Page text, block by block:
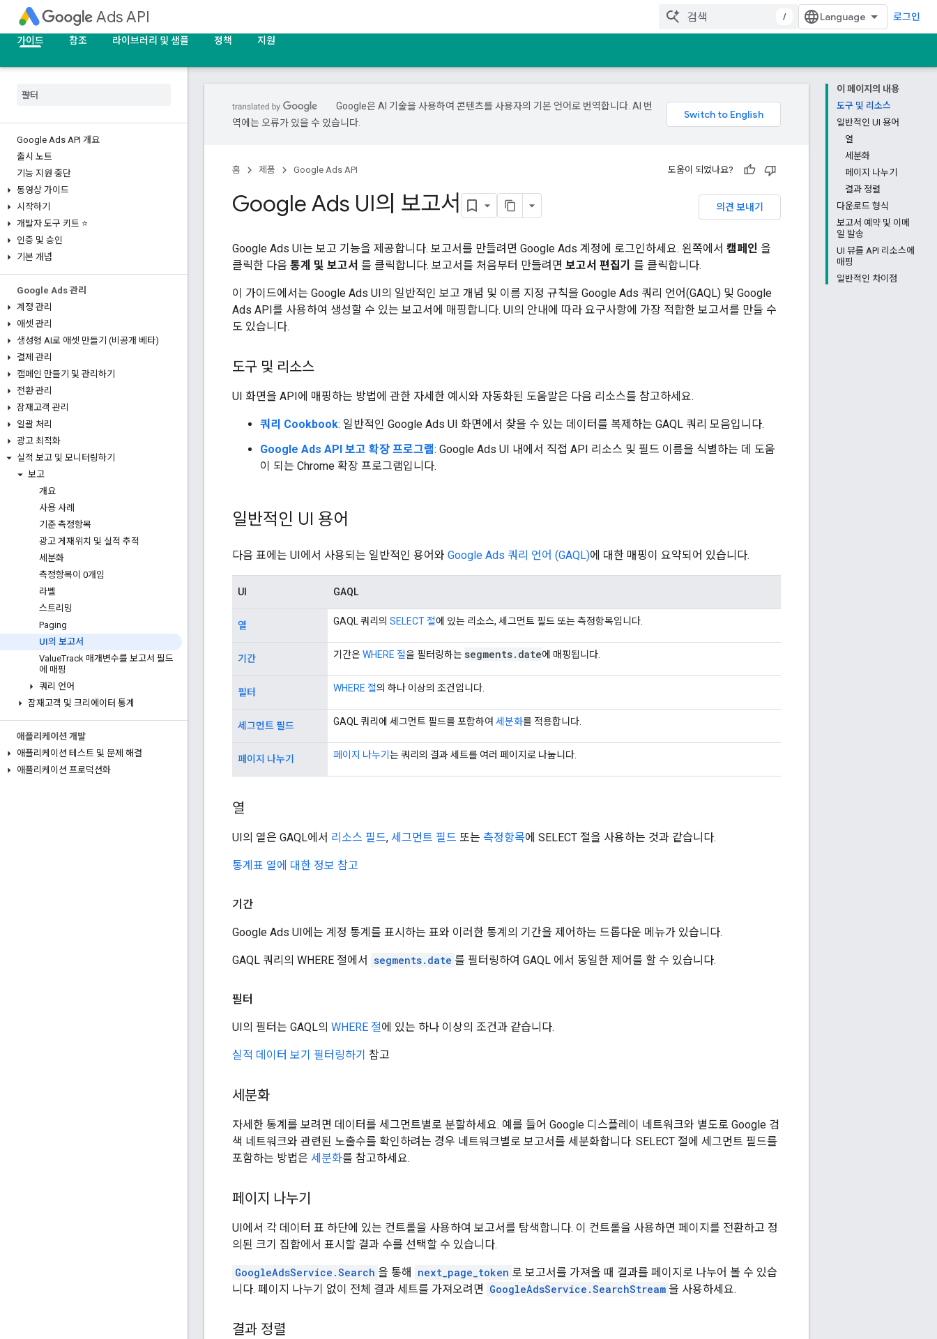
Ads API / 로그인
가이드 참조 라이브러리 및 샘플 정책 지원
Google Ads API 개요
출시 노트
기능 지원 중단
동영상 가이드
시작하기
개발자 도구 키트 ⭐
인증 및 승인
기본 개념
Google Ads 관리
계정 관리
애셋 관리
생성형 AI로 애셋 만들기 (비공개 베타)
결제 관리
캠페인 만들기 및 관리하기
전환 관리
잠재고객 관리
일괄 처리
광고 최적화
실적 보고 및 모니터링하기
보고
개요
사용 사례
기준 측정항목
광고 게재위치 및 실적 추적
세분화
측정항목이 0개임
라벨
스트리밍
Paging
UI의 보고서
ValueTrack 매개변수를 보고서 필드
에 매핑
쿼리 언어
잠재고객 및 크리에이터 통계
애플리케이션 개발
애플리케이션 테스트 및 문제 해결
애플리케이션 프로덕션화
이 페이지의 내용
도구 및 리소스
일반적인 UI 용어
열
세분화
페이지 나누기
결과 정렬
다운로드 형식
보고서 예약 및 이메
일 발송
UI 뷰를 API 리소스에
매핑
일반적인 차이점
Google은 AI 기술을 사용하여 콘텐츠를 사용자의 기본 언어로 번역합니다. AI 번
역에는 오류가 있을 수 있습니다.
홈 제품 Google Ads API 도움이 되었나요?
의견 보내기
Google Ads UI의 보고서
Google Ads UI는 보고 기능을 제공합니다. 보고서를 만들려면 Google Ads 계정에 로그인하세요. 왼쪽에서 캠페인 을
클릭한 다음 통계 및 보고서 를 클릭합니다. 보고서를 처음부터 만들려면 보고서 편집기 를 클릭합니다.
이 가이드에서는 Google Ads UI의 일반적인 보고 개념 및 이름 지정 규칙을 Google Ads 쿼리 언어(GAQL) 및 Google
Ads API를 사용하여 생성할 수 있는 보고서에 매핑합니다. UI의 안내에 따라 요구사항에 가장 적합한 보고서를 만들 수
도 있습니다.
도구 및 리소스
UI 화면을 API에 매핑하는 방법에 관한 자세한 예시와 자동화된 도움말은 다음 리소스를 참고하세요.
쿼리 Cookbook: 일반적인 Google Ads UI 화면에서 찾을 수 있는 데이터를 복제하는 GAQL 쿼리 모음입니다.
Google Ads API 보고 확장 프로그램: Google Ads UI 내에서 직접 API 리소스 및 필드 이름을 식별하는 데 도움
이 되는 Chrome 확장 프로그램입니다.
일반적인 UI 용어
다음 표에는 UI에서 사용되는 일반적인 용어와 Google Ads 쿼리 언어 (GAQL)에 대한 매핑이 요약되어 있습니다.
UI GAQL
열 GAQL 쿼리의 SELECT 절에 있는 리소스, 세그먼트 필드 또는 측정항목입니다.
기간 기간은WHERE 절을 필터링하는 segments. date에 매핑됩니다.
필터 WHERE 절의 하나 이상의 조건입니다.
세그먼트 필드 GAQL 쿼리에 세그먼트 필드를 포함하여 세분화를 적용합니다.
페이지 나누기 페이지 나누기 는 쿼리의 결과 세트를 여러 페이지로 나눕니다.
열
UI의 열은 GAQL에서 리소스 필드, 세그먼트 필드 또는 측정항목에 SELECT 절을 사용하는 것과 같습니다.
통계표 열에 대한 정보 참고
기간
Google Ads UI에는 계정 통계를 표시하는 표와 이러한 통계의 기간을 제어하는 드롭다운 메뉴가 있습니다.
GAQL 쿼리의 WHERE 절에서 segments.date 를 필터링하여 GAQL 에서 동일한 제어를 할 수 있습니다.
필터
UI의 필터는 GAQL의 WHERE 절에 있는 하나 이상의 조건과 같습니다.
실적 데이터 보기 필터링하기 참고
세분화
자세한 통계를 보려면 데이터를 세그먼트별로 분할하세요. 예를 들어 Google 디스플레이 네트워크와 별도로 Google 검
색 네트워크와 관련된 노출수를 확인하려는 경우 네트워크별로 보고서를 세분화합니다. SELECT 절에 세그먼트 필드를
포함하는 방법은 세분화를 참고하세요.
페이지 나누기
UI에서 각 데이터 표 하단에 있는 컨트롤을 사용하여 보고서를 탐색합니다. 이 컨트롤을 사용하면 페이지를 전환하고 정
의된 크기 집합에서 표시할 결과 수를 선택할 수 있습니다.
GoogleAdsService.Search 을 통해 next_page_token 로 보고서를 가져올 때 결과를 페이지로 나누어 볼 수 있습
니다. 페이지 나누기 없이 전체 결과 세트를 가져오려면 GoogleAdsService.SearchStream 을 사용하세요.
결과 정렬